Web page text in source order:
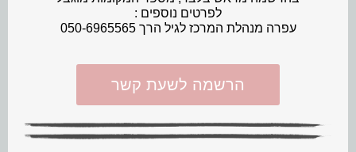
לפרטים נוספים :
עפרה מנהלת המרכז לגיל הרך 050-6965565
הרשמה לשעת קשר